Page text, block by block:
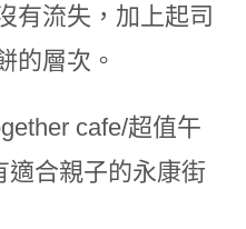
有流失，加上起司
的層次。